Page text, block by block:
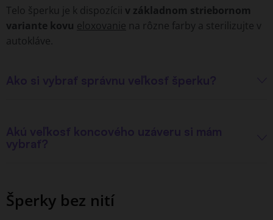
Telo šperku je k dispozícii v základnom striebornom
variante kovu eloxovanie na rôzne farby a sterilizujte v
autokláve.
Šperky bez nití